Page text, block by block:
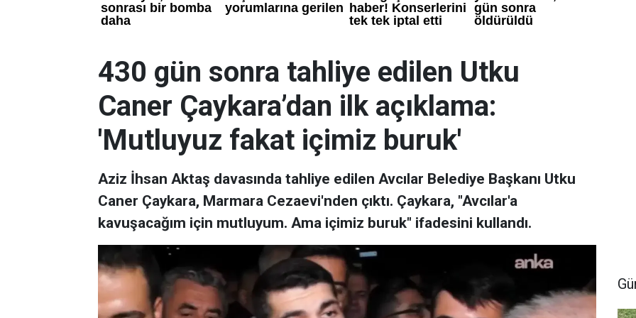
430 gün sonra tahliye edilen Utku
Caner Çaykara’dan ilk açıklama:
'Mutluyuz fakat içimiz buruk'
Aziz İhsan Aktaş davasında tahliye edilen Avcılar Belediye Başkanı Utku
Caner Çaykara, Marmara Cezaevi'nden çıktı. Çaykara, "Avcılar'a
kavuşacağım için mutluyum. Ama içimiz buruk" ifadesini kullandı.